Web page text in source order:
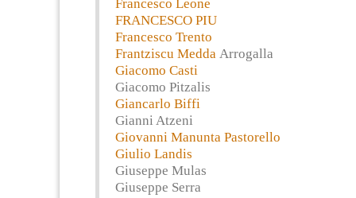
Francesco Leone
FRANCESCO PIU
Francesco Trento
Frantziscu Medda Arrogalla
Giacomo Casti
Giacomo Pitzalis
Giancarlo Biffi
Gianni Atzeni
Giovanni Manunta Pastorello
Giulio Landis
Giuseppe Mulas
Giuseppe Serra